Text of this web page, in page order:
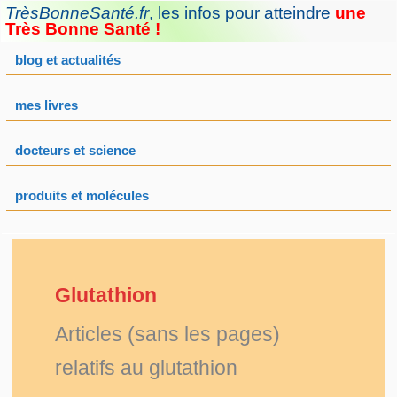
Aller
au
TrèsBonneSanté.fr, les infos pour atteindre une
Très Bonne Santé !
blog et actualités
mes livres
docteurs et science
produits et molécules
Glutathion
Articles (sans les pages)
relatifs au glutathion